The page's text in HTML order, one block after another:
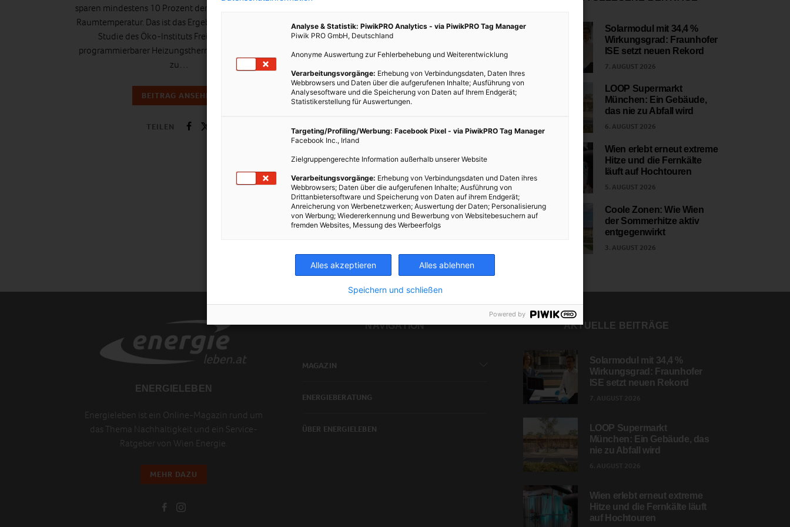
sparen mindestens 10 Prozent der Heizenergie für die
Raumtemperatur. Das ist das Ergebnis einer aktuellen
Studie des Öko-Instituts Freiburg. Vorteile
programmierbarer Heizungsthermostate Die Räume
zu…
BEITRAG ANSEHEN
TEILEN
Solarmodul mit 34,4 %
Wirkungsgrad: Fraunhofer
ISE setzt neuen Rekord
7. AUGUST 2026
LOOP Supermarkt
München: Ein Gebäude,
das nie zu Abfall wird
6. AUGUST 2026
Wien erlebt erneut extreme
Hitze und die Fernkälte
läuft auf Hochtouren
5. AUGUST 2026
Coole Zonen: Wie Wien
der Sommerhitze aktiv
entgegenwirkt
3. AUGUST 2026
ENERGIELEBEN
Energieleben ist ein Online-Magazin rund um
das Thema Nachhaltigkeit und ein Service-
Ratgeber von Wien Energie.
MEHR DAZU
NAVIGATION
MAGAZIN
ENERGIEBERATUNG
ÜBER ENERGIELEBEN
AKTUELLE BEITRÄGE
Solarmodul mit 34,4 %
Wirkungsgrad: Fraunhofer
ISE setzt neuen Rekord
LOOP Supermarkt
München: Ein Gebäude, das
nie zu Abfall wird
Wien erlebt erneut extreme
Hitze und die Fernkälte läuft
auf Hochtouren
Analyse & Statistik: PiwikPRO Analytics - via PiwikPRO Tag Manager
Piwik PRO GmbH, Deutschland
Anonyme Auswertung zur Fehlerbehebung und Weiterentwicklung
Verarbeitungsvorgänge: Erhebung von Verbindungsdaten, Daten Ihres
Webbrowsers und Daten über die aufgerufenen Inhalte; Ausführung von
Analysesoftware und die Speicherung von Daten auf Ihrem Endgerät;
Statistikerstellung für Auswertungen.
Targeting/Profiling/Werbung: Facebook Pixel - via PiwikPRO Tag Manager
Facebook Inc., Irland
Zielgruppengerechte Information außerhalb unserer Website
Verarbeitungsvorgänge: Erhebung von Verbindungsdaten und Daten ihres
Webbrowsers; Daten über die aufgerufenen Inhalte; Ausführung von
Drittanbietersoftware und Speicherung von Daten auf ihrem Endgerät;
Anreicherung von Werbenetzwerken; Auswertung der Daten; Personalisierung
von Werbung; Wiedererkennung und Bewerbung von Websitebesuchern auf
fremden Websites, Messung des Werbeerfolgs
Alles akzeptieren Alles ablehnen
Speichern und schließen
Powered by